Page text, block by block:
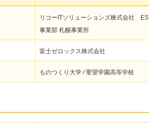
リコーITソリューションズ株式会社 ES
事業部 札幌事業所
富士ゼロックス株式会社
ものつくり大学 / 聖望学園高等学校